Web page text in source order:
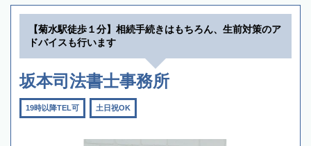
【菊水駅徒歩１分】相続手続きはもちろん、生前対策のア
ドバイスも行います
坂本司法書士事務所
19時以降TEL可 土日祝OK